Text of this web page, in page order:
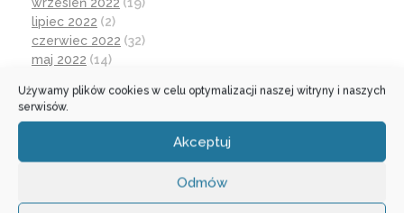
Używamy plików cookies w celu optymalizacji naszej witryny i naszych
serwisów.
Akceptuj
Odmów
lipiec 2022 (2)
czerwiec 2022 (32)
maj 2022 (14)
marzec 2022(16)